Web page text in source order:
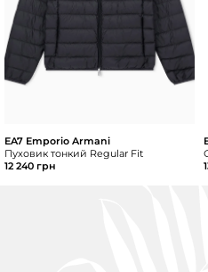
EA7 Emporio Armani
Пуховик тонкий Regular Fit
12 240 грн